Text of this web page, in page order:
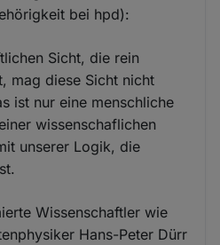
bei hpd):
Sicht, die rein
mag diese Sicht nicht
ist nur eine menschliche
wissenschaflichen
unserer Logik, die
Wissenschaftler wie
Hans-Peter Dürr